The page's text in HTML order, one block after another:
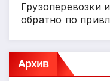
Грузоперевозки
обратно по
Архив